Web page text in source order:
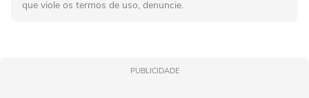
que viole os termos de uso, denuncie.
PUBLICIDADE